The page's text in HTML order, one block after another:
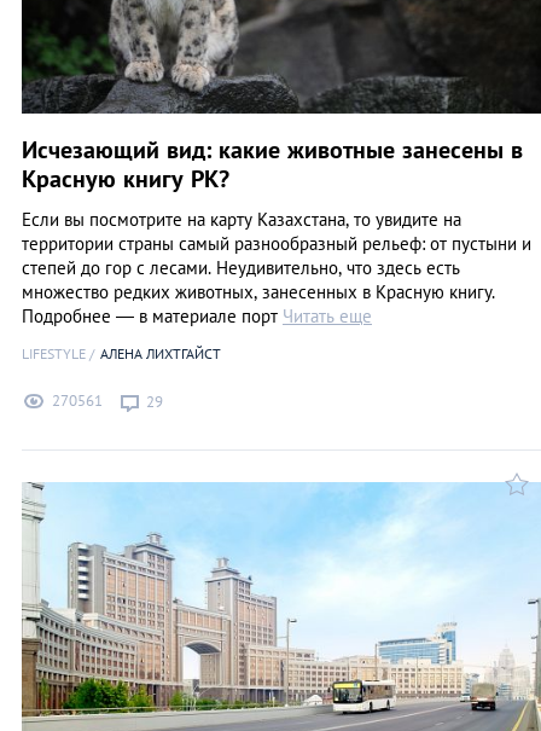
Исчезающий вид: какие животные занесены в
Красную книгу РК?
Если вы посмотрите на карту Казахстана, то увидите на
территории страны самый разнообразный рельеф: от пустыни и
степей до гор с лесами. Неудивительно, что здесь есть
множество редких животных, занесенных в Красную книгу.
Подробнее — в материале порт Читать еще
LIFESTYLE АЛЕНА ЛИХТГАЙСТ
270561 29